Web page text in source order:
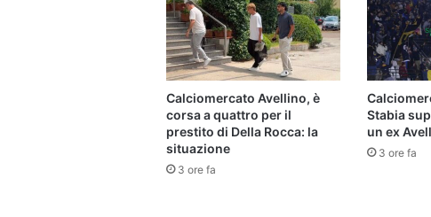
Calciomercato Avellino, è
corsa a quattro per il
prestito di Della Rocca: la
situazione
3 ore fa
Stabia
un ex
3 ore fa